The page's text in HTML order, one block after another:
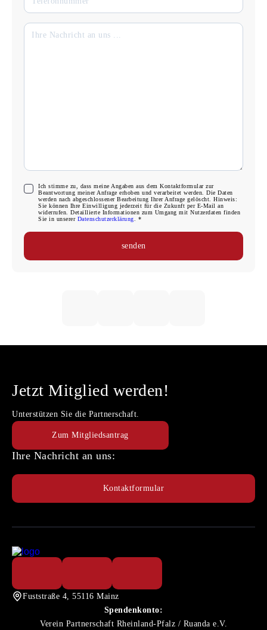
Ich stimme zu, dass meine Angaben aus dem Kontaktformular zur
Beantwortung meiner Anfrage erhoben und verarbeitet werden. Die Daten
werden nach abgeschlossener Bearbeitung Ihrer Anfrage gelöscht. Hinweis:
Sie können Ihre Einwilligung jederzeit für die Zukunft per E-Mail an
widerrufen. Detaillierte Informationen zum Umgang mit Nutzerdaten finden
Sie in unserer Datenschutzerklärung . *
Jetzt Mitglied werden!
Unterstützen Sie die Partnerschaft.
Zum Mitgliedsantrag
Ihre Nachricht an uns:
Kontaktformular
Fuststraße 4, 55116 Mainz
Spendenkonto:
Verein Partnerschaft Rheinland-Pfalz / Ruanda e.V.